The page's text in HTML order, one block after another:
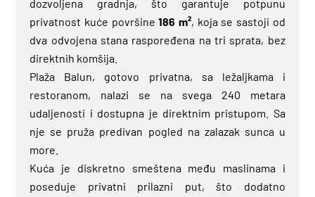
dozvoljena gradnja, što garantuje potpunu
privatnost kuće površine186 m², koja se sastoji od
dva odvojena stana raspoređena na tri sprata, bez
direktnih komšija.
Plaža Balun, gotovo privatna, sa ležaljkama i
restoranom, nalazi se na svega 240 metara
udaljenosti i dostupna je direktnim pristupom. Sa
nje se pruža predivan pogled na zalazak sunca u
more.
Kuća je diskretno smeštena među maslinama i
poseduje privatni prilazni put, što dodatno